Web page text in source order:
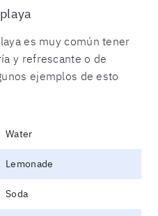
es muy común tener
y refrescante o de
ejemplos de esto
Water
Lemonade
Soda